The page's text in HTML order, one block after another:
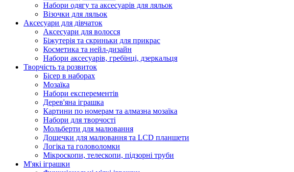
Набори одягу та аксесуарів для ляльок
Візочки для ляльок
Аксесуари для дівчаток
Аксесуари для волосся
Біжутерія та скриньки для прикрас
Косметика та нейл-дизайн
Набори аксесуарів, гребінці, дзеркальця
Творчість та розвиток
Бісер в наборах
Мозаїка
Набори експерементів
Дерев'яна іграшка
Картини по номерам та алмазна мозаїка
Набори для творчості
Мольберти для малювання
Дощечки для малювання та LCD планшети
Логіка та головоломки
Мікроскопи, телескопи, підзорні труби
М'які іграшки